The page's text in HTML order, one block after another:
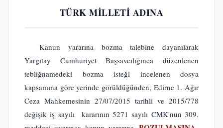
TÜRK MİLLETİ ADINA
Kanun yararına bozma talebine dayanılarak
Yargıtay Cumhuriyet Başsavcılığınca düzenlenen
tebliğnamedeki bozma isteği incelenen dosya
kapsamına göre yerinde görüldüğünden, Edirne 1. Ağır
Ceza Mahkemesinin 27/07/2015 tarihli ve 2015/778
değişik iş sayılı kararının 5271 sayılı CMK'nun 309.